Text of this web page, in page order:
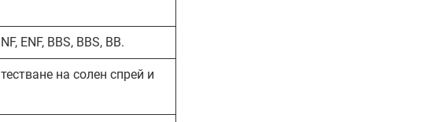
ENF, BBS, BBS, BB.
на солен спрей и